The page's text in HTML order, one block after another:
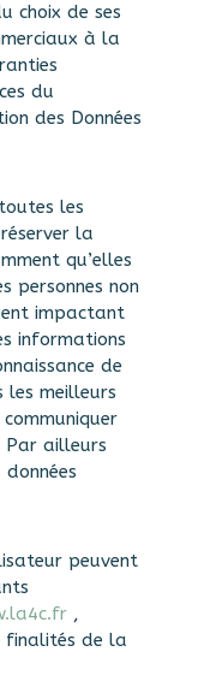
choix de ses
à la
du
des Données
les
la
qu’elles
personnes non
impactant
informations
de
meilleurs
Par ailleurs
peuvent
,
finalités de la